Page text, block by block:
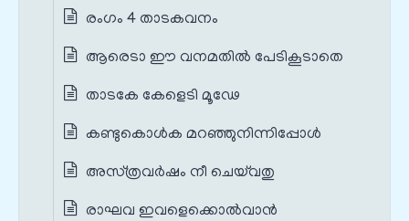
രംഗം 4 താടകവനം
ആരെടാ ഈ വനമതില്‍ പേടികൂടാതെ
താടകേ കേളെടി മൂഢേ
കണ്ടുകൊള്‍ക മറഞ്ഞുനിന്നിപ്പോള്‍
അസ്‌ത്രവര്‍ഷം നീ ചെയ്‌വതു
രാഘവ ഇവളെക്കൊല്‍വാന്‍